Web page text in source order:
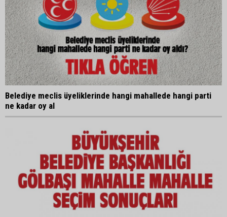
Belediye meclis üyeliklerinde hangi mahallede hangi parti
ne kadar oy al